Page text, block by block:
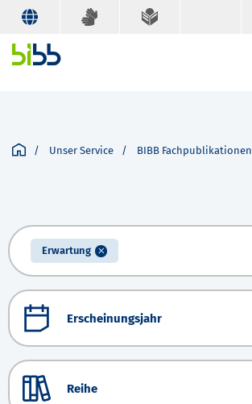
Unser Service BIBB Fachpublikationen
Erwartung
Erscheinungsjahr
Reihe